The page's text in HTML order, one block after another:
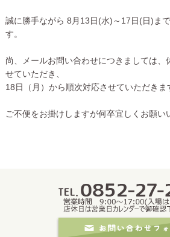
誠に勝手ながら 8月13日(水)～17日(日)ま
す。
尚、メールお問い合わせにつきましては、
せていただき、
18日（月）から順次対応させていただきま
ご不便をお掛けしますが何卒宜しくお願い